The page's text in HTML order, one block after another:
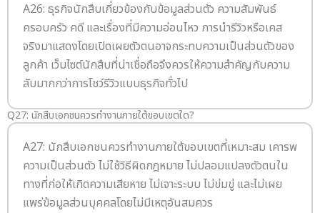
A26: ธุรกิจนักสืบเกี่ยวข้องกับข้อมูลส่วนตัว ความสัมพันธ์
ครอบครัว คดี และเรื่องที่มีความอ่อนไหว การนำรีวิวหรือเคส
จริงมาแสดงโดยเปิดเผยตัวตนอาจกระทบความเป็นส่วนตัวของ
ลูกค้า เว็บไซต์นักสืบที่น่าเชื่อถือจึงควรให้ความสำคัญกับความ
ลับมากกว่าการโชว์รีวิวแบบธุรกิจทั่วไป
Q27: นักสืบเอกชนควรทำงานภายใต้ขอบเขตใด?
A27: นักสืบเอกชนควรทำงานภายใต้ขอบเขตที่เหมาะสม เคารพ
ความเป็นส่วนตัว ไม่ใช้วิธีผิดกฎหมาย ไม่ปลอมแปลงตัวตนใน
ทางที่ก่อให้เกิดความเสียหาย ไม่เจาะระบบ ไม่ข่มขู่ และไม่เผย
แพร่ข้อมูลส่วนบุคคลโดยไม่มีเหตุอันสมควร